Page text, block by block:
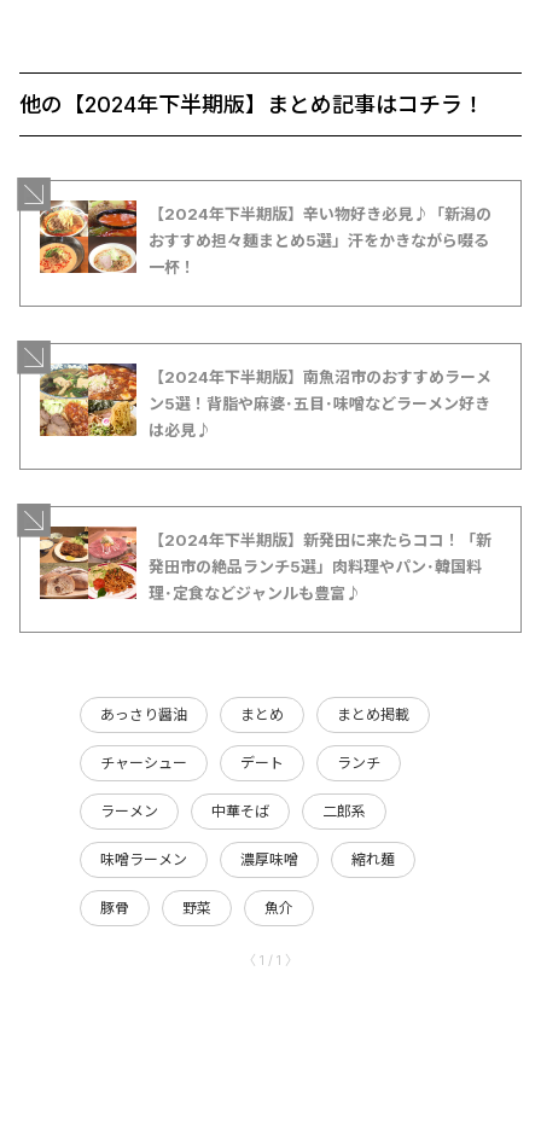
他の【2024年下半期版】まとめ記事はコチラ！
【2024年下半期版】辛い物好き必見♪「新潟の
おすすめ担々麺まとめ5選」汗をかきながら啜る
一杯！
【2024年下半期版】南魚沼市のおすすめラーメ
ン5選！背脂や麻婆･五目･味噌などラーメン好き
は必見♪
【2024年下半期版】新発田に来たらココ！「新
発田市の絶品ランチ5選」肉料理やパン･韓国料
理･定食などジャンルも豊富♪
あっさり醤油 まとめ まとめ掲載
チャーシュー デート ランチ
ラーメン 中華そば 二郎系
味噌ラーメン 濃厚味噌 縮れ麺
豚骨 野菜 魚介
〈 1 / 1 〉